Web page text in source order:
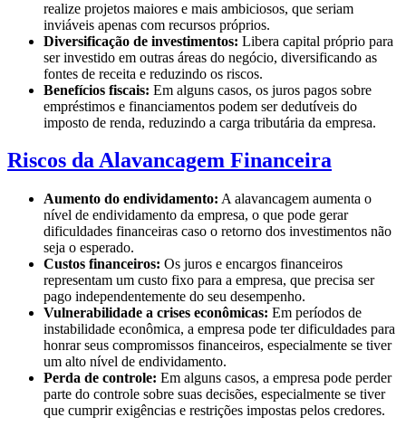
realize projetos maiores e mais ambiciosos, que seriam
inviáveis apenas com recursos próprios.
Diversificação de investimentos: Libera capital próprio para
ser investido em outras áreas do negócio, diversificando as
fontes de receita e reduzindo os riscos.
Benefícios fiscais: Em alguns casos, os juros pagos sobre
empréstimos e financiamentos podem ser dedutíveis do
imposto de renda, reduzindo a carga tributária da empresa.
Riscos da Alavancagem Financeira
Aumento do endividamento: A alavancagem aumenta o
nível de endividamento da empresa, o que pode gerar
dificuldades financeiras caso o retorno dos investimentos não
seja o esperado.
Custos financeiros: Os juros e encargos financeiros
representam um custo fixo para a empresa, que precisa ser
pago independentemente do seu desempenho.
Vulnerabilidade a crises econômicas: Em períodos de
instabilidade econômica, a empresa pode ter dificuldades para
honrar seus compromissos financeiros, especialmente se tiver
um alto nível de endividamento.
Perda de controle: Em alguns casos, a empresa pode perder
parte do controle sobre suas decisões, especialmente se tiver
que cumprir exigências e restrições impostas pelos credores.